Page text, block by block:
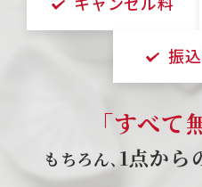
振
｢すべて
もちろん､ 1点から